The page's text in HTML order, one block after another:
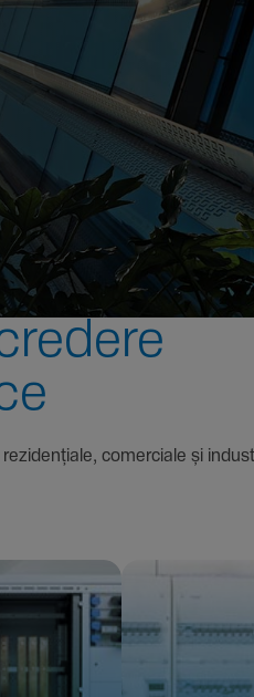
rezi­den­țiale,